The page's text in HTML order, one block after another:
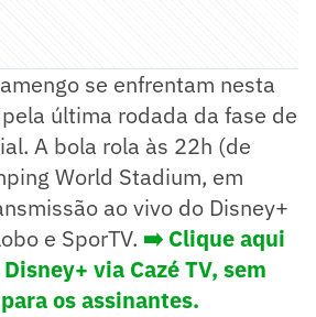
se enfrentam nesta
última rodada da fase de
A bola rola às 22h (de
World Stadium, em
ao vivo do Disney+
e SporTV. ➡️ Clique aqui
via Cazé TV, sem
os assinantes.